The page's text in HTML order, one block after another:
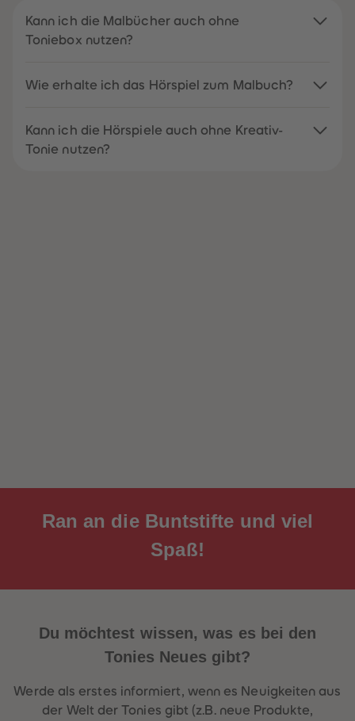
Kann ich die Malbücher auch ohne
Toniebox nutzen?
Wie erhalte ich das Hörspiel zum Malbuch?
Kann ich die Hörspiele auch ohne Kreativ-
Tonie nutzen?
Ran an die Buntstifte und viel
Spaß!
Du möchtest wissen, was es bei den
Tonies Neues gibt?
Werde als erstes informiert, wenn es Neuigkeiten aus
der Welt der Tonies gibt (z.B. neue Produkte,